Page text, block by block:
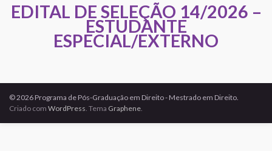
EDITAL DE SELEÇÃO 14/2026 –
ESTUDANTE
ESPECIAL/EXTERNO
© 2026 Programa de Pós-Graduação em Direito - Mestrado em Direito.
Criado com WordPress . Tema Graphene